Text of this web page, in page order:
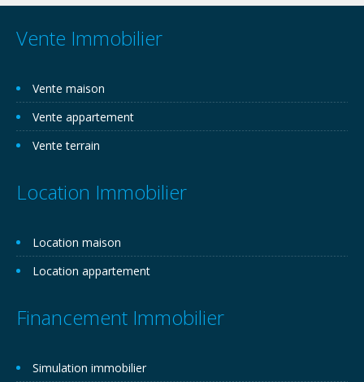
Vente Immobilier
Vente maison
Vente appartement
Vente terrain
Location Immobilier
Location maison
Location appartement
Financement Immobilier
Simulation immobilier